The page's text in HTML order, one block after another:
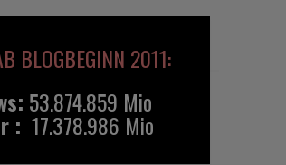
BLOGBEGINN 2011:
53.874.859 Mio
: 17.378.986 Mio